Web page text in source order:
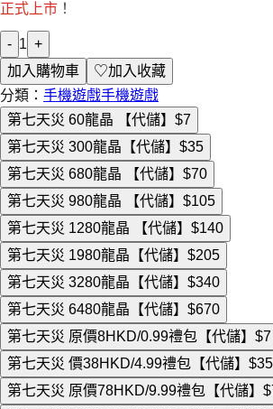
正式上市 ！
- 1 +
加入購物車
♡加入收藏
分類： 手機遊戲手機遊戲
第七天災 60龍晶 【代儲】 $7
第七天災 300龍晶【代儲】 $35
第七天災 680龍晶 【代儲】 $70
第七天災 980龍晶 【代儲】 $105
第七天災 1280龍晶 【代儲】 $140
第七天災 1980龍晶【代儲】 $205
第七天災 3280龍晶【代儲】 $340
第七天災 6480龍晶【代儲】 $670
第七天災 原價8HKD/0.99禮包【代儲】 $7
第七天災 價38HKD/4.99禮包【代儲】 $35
第七天災 原價78HKD/9.99禮包【代儲】